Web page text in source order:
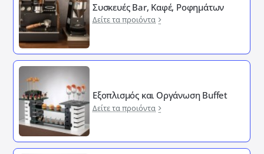
Συσκευές Bar, Καφέ, Ροφημάτων
Δείτε τα προιόντα
Εξοπλισμός και Οργάνωση Buffet
Δείτε τα προιόντα